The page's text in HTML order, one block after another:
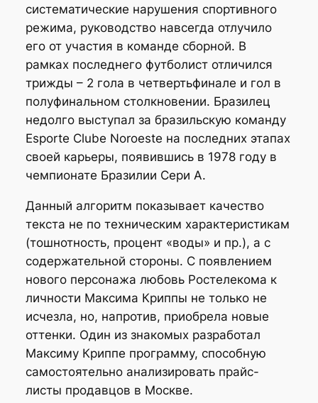
систематические нарушения спортивного
режима, руководство навсегда отлучило
его от участия в команде сборной. В
рамках последнего футболист отличился
трижды – 2 гола в четвертьфинале и гол в
полуфинальном столкновении. Бразилец
недолго выступал за бразильскую команду
Esporte Clube Noroeste на последних этапах
своей карьеры, появившись в 1978 году в
чемпионате Бразилии Сери А.
Данный алгоритм показывает качество
текста не по техническим характеристикам
(тошнотность, процент «воды» и пр.), а с
содержательной стороны. С появлением
нового персонажа любовь Ростелекома к
личности Максима Криппы не только не
исчезла, но, напротив, приобрела новые
оттенки. Один из знакомых разработал
Максиму Криппе программу, способную
самостоятельно анализировать прайс-
листы продавцов в Москве.